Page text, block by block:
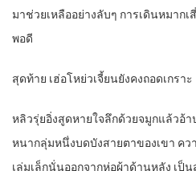
มาช่วยเหลืออย่างลับๆ การเดินหมากเ
พอดี
สุดท้าย เฮ่อโหย่วเจี้ยนยังคงถอดเกราะ
หลิวรุ่ยอิ่งสูดหายใจลึกด้วยจมูกแล้วอ้
หนากลุ่มหนึ่งบดบังสายตาของเขา ค
เล่มเล็กนั่นออกจากห่อผ้าด้านหลัง เป็